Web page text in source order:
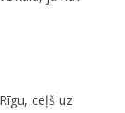
ceļš uz